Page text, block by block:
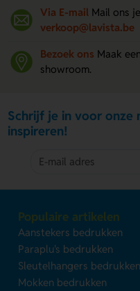
Via E-mail Mail ons
verkoop@lavista.be
Bezoek ons Maak
showroom.
Schrijf je in voor onze
inspireren!
Populaire artikelen
Aanstekers bedrukken
Paraplu's bedrukken
Sleutelhangers bedrukken
Mokken bedrukken